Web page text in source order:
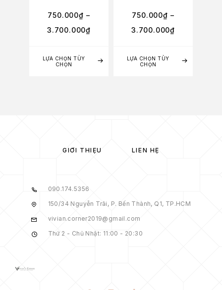
LỰA CHỌN TÙY
CHỌN
750.000₫ –
3.700.000₫
LỰA CHỌN TÙY
CHỌN
750.000₫ –
3.700.000₫
GIỚI THIỆU LIÊN HỆ
090.174.5356
150/34 Nguyễn Trãi, P. Bến Thành, Q1, TP.HCM
vivian.corner2019@gmail.com
Thứ 2 - Chủ Nhật: 11:00 - 20:30